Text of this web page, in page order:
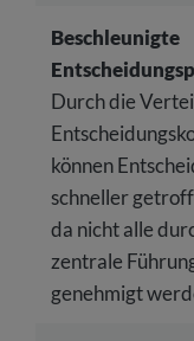
Beschleunigte
Durch die
können
schneller
da nicht alle
zentrale
genehmigt